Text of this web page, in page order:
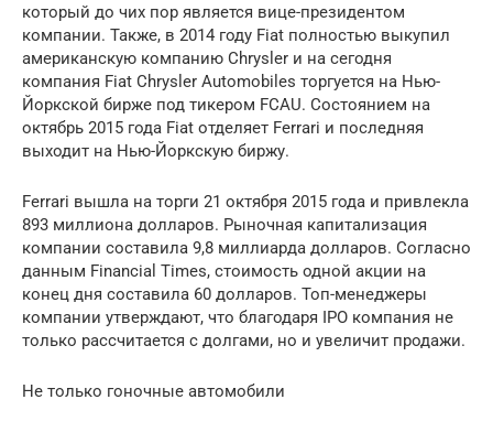
который до чих пор является вице-президентом
компании. Также, в 2014 году Fiat полностью выкупил
американскую компанию Chrysler и на сегодня
компания Fiat Chrysler Automobiles торгуется на Нью-
Йоркской бирже под тикером FCAU. Состоянием на
октябрь 2015 года Fiat отделяет Ferrari и последняя
выходит на Нью-Йоркскую биржу.
Ferrari вышла на торги 21 октября 2015 года и привлекла
893 миллиона долларов. Рыночная капитализация
компании составила 9,8 миллиарда долларов. Согласно
данным Financial Times, стоимость одной акции на
конец дня составила 60 долларов. Топ-менеджеры
компании утверждают, что благодаря IPO компания не
только рассчитается с долгами, но и увеличит продажи.
Не только гоночные автомобили